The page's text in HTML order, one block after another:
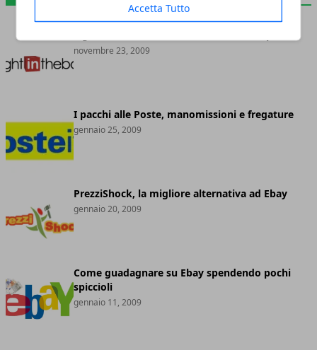
Accetta Tutto
LightInTheBox.com - Vasta scelta, ma i prezzi?
novembre 23, 2009
I pacchi alle Poste, manomissioni e fregature
gennaio 25, 2009
PrezziShock, la migliore alternativa ad Ebay
gennaio 20, 2009
Come guadagnare su Ebay spendendo pochi
spiccioli
gennaio 11, 2009